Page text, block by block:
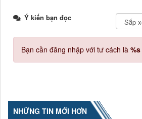
Ý kiến bạn đọc
Bạn cần đăng nhập với tư cách là %s
NHỮNG TIN MỚI HƠN